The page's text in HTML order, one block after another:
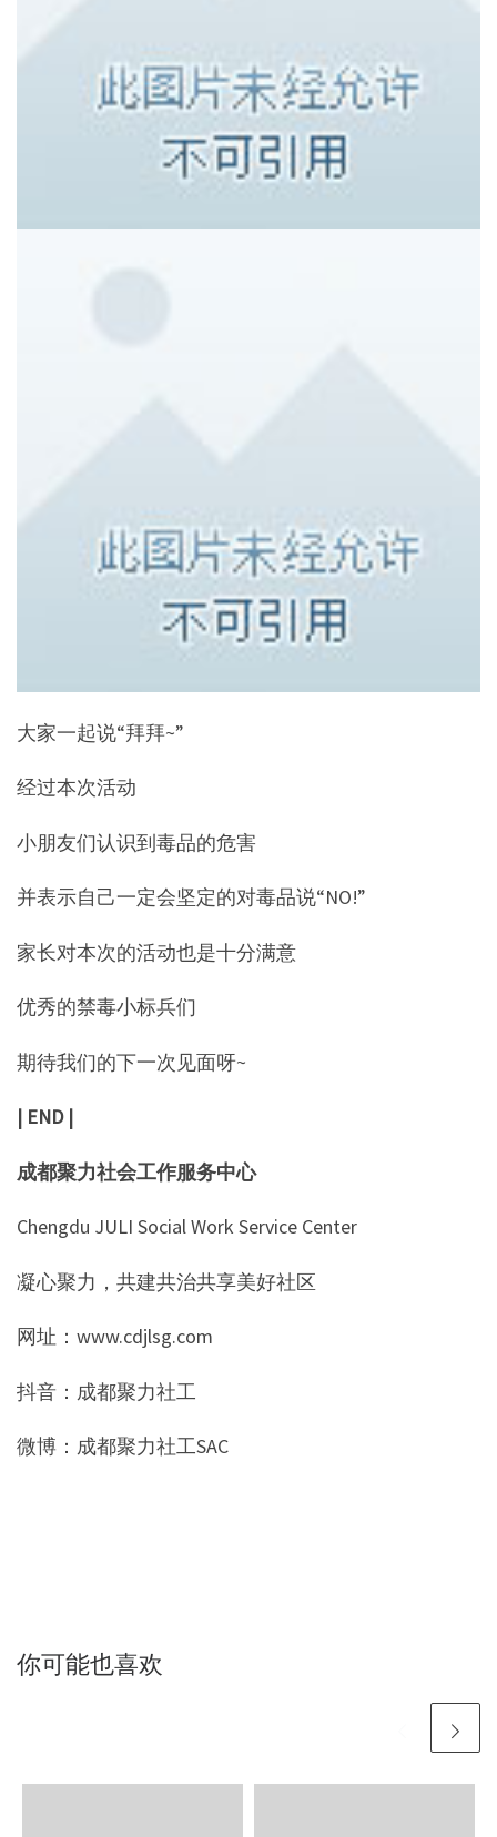
大家一起说“拜拜~”
经过本次活动
小朋友们认识到毒品的危害
并表示自己一定会坚定的对毒品说“NO!”
家长对本次的活动也是十分满意
优秀的禁毒小标兵们
期待我们的下一次见面呀~
| END |
成都聚力社会工作服务中心
Chengdu JULI Social Work Service Center
凝心聚力，共建共治共享美好社区
网址：www.cdjlsg.com
抖音：成都聚力社工
微博：成都聚力社工SAC
你可能也喜欢